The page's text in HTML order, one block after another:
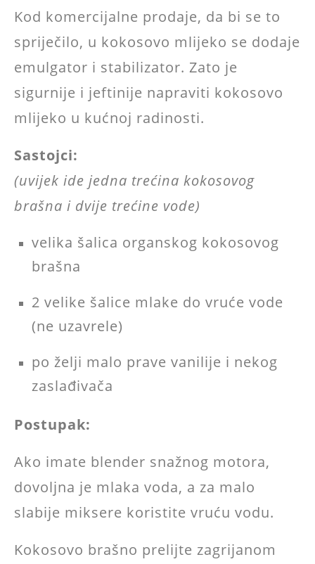
Kod komercijalne prodaje, da bi se to
spriječilo, u kokosovo mlijeko se dodaje
emulgator i stabilizator. Zato je
sigurnije i jeftinije napraviti kokosovo
mlijeko u kućnoj radinosti.
Sastojci:
(uvijek ide jedna trećina kokosovog
brašna i dvije trećine vode)
velika šalica organskog kokosovog
brašna
2 velike šalice mlake do vruće vode
(ne uzavrele)
po želji malo prave vanilije i nekog
zaslađivača
Postupak:
Ako imate blender snažnog motora,
dovoljna je mlaka voda, a za malo
slabije miksere koristite vruću vodu.
Kokosovo brašno prelijte zagrijanom